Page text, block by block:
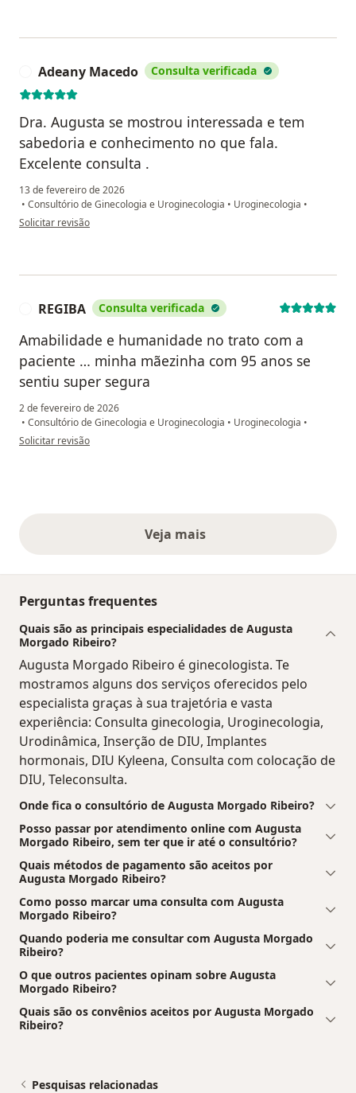
Adeany Macedo Consulta verificada
Dra. Augusta se mostrou interessada e tem
sabedoria e conhecimento no que fala.
Excelente consulta .
13 de fevereiro de 2026
• Consultório de Ginecologia e Uroginecologia • Uroginecologia •
na opinião do utilizador Adeany Macedo
Solicitar revisão
REGIBA Consulta verificada
Amabilidade e humanidade no trato com a
paciente … minha mãezinha com 95 anos se
sentiu super segura
2 de fevereiro de 2026
• Consultório de Ginecologia e Uroginecologia • Uroginecologia •
na opinião do utilizador REGIBA
Solicitar revisão
Veja maisopiniões acima
Perguntas frequentes
Quais são as principais especialidades de Augusta
Morgado Ribeiro?
Augusta Morgado Ribeiro é ginecologista. Te
mostramos alguns dos serviços oferecidos pelo
especialista graças à sua trajetória e vasta
experiência: Consulta ginecologia, Uroginecologia,
Urodinâmica, Inserção de DIU, Implantes
hormonais, DIU Kyleena, Consulta com colocação de
DIU, Teleconsulta.
Onde fica o consultório de Augusta Morgado Ribeiro?
Posso passar por atendimento online com Augusta
Morgado Ribeiro, sem ter que ir até o consultório?
Quais métodos de pagamento são aceitos por
Augusta Morgado Ribeiro?
Como posso marcar uma consulta com Augusta
Morgado Ribeiro?
Quando poderia me consultar com Augusta Morgado
Ribeiro?
O que outros pacientes opinam sobre Augusta
Morgado Ribeiro?
Quais são os convênios aceitos por Augusta Morgado
Ribeiro?
Pesquisas relacionadas